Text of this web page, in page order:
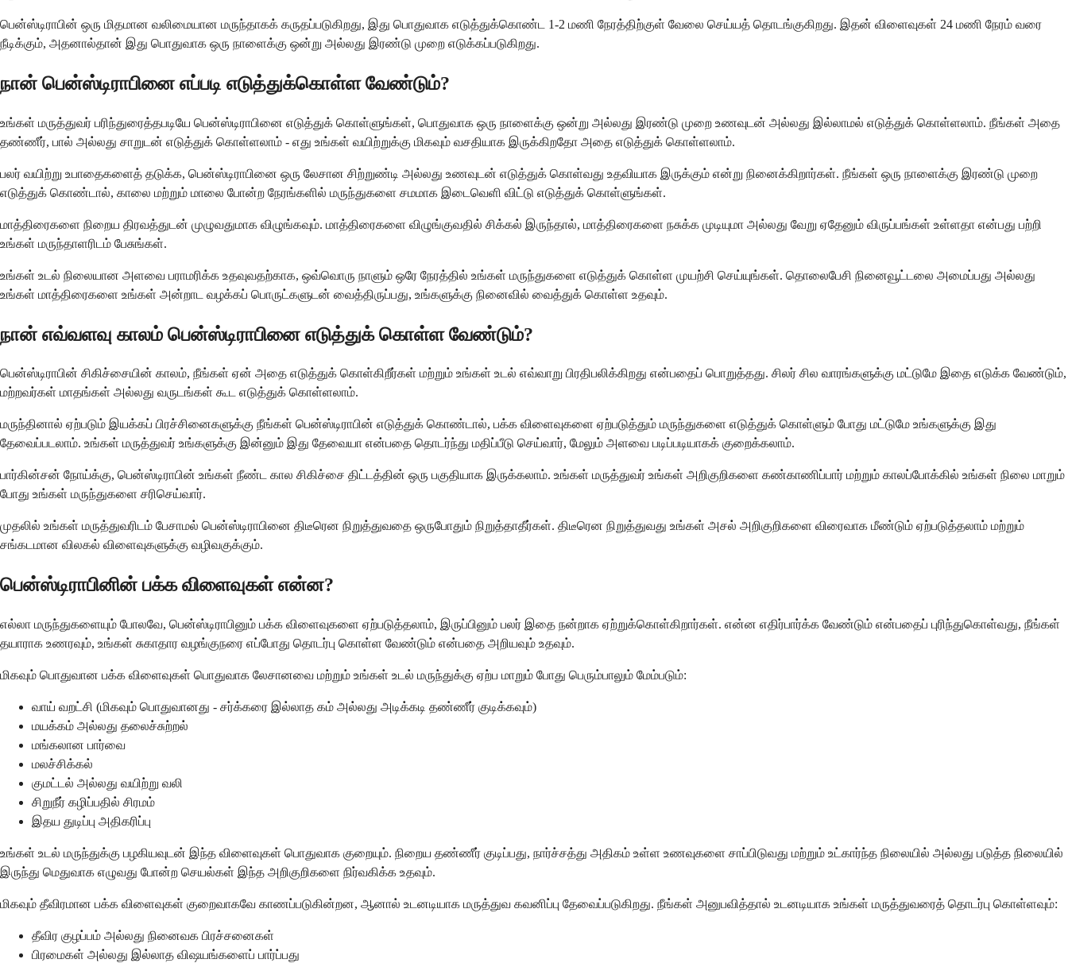
பென்ஸ்டிராபின் ஒரு மிதமான வலிமையான மருந்தாகக் கருதப்படுகிறது, இது பொதுவாக எடுத்துக்கொண்ட 1-2 மணி நேரத்திற்குள் வேலை செய்யத் தொடங்குகிறது. இதன் விளைவுகள் 24 மணி நேரம் வரை
நீடிக்கும், அதனால்தான் இது பொதுவாக ஒரு நாளைக்கு ஒன்று அல்லது இரண்டு முறை எடுக்கப்படுகிறது.
நான் பென்ஸ்டிராபினை எப்படி எடுத்துக்கொள்ள வேண்டும்?
உங்கள் மருத்துவர் பரிந்துரைத்தபடியே பென்ஸ்டிராபினை எடுத்துக் கொள்ளுங்கள், பொதுவாக ஒரு நாளைக்கு ஒன்று அல்லது இரண்டு முறை உணவுடன் அல்லது இல்லாமல் எடுத்துக் கொள்ளலாம். நீங்கள் அதை
தண்ணீர், பால் அல்லது சாறுடன் எடுத்துக் கொள்ளலாம் - எது உங்கள் வயிற்றுக்கு மிகவும் வசதியாக இருக்கிறதோ அதை எடுத்துக் கொள்ளலாம்.
பலர் வயிற்று உபாதைகளைத் தடுக்க, பென்ஸ்டிராபினை ஒரு லேசான சிற்றுண்டி அல்லது உணவுடன் எடுத்துக் கொள்வது உதவியாக இருக்கும் என்று நினைக்கிறார்கள். நீங்கள் ஒரு நாளைக்கு இரண்டு முறை
எடுத்துக் கொண்டால், காலை மற்றும் மாலை போன்ற நேரங்களில் மருந்துகளை சமமாக இடைவெளி விட்டு எடுத்துக் கொள்ளுங்கள்.
மாத்திரைகளை நிறைய திரவத்துடன் முழுவதுமாக விழுங்கவும். மாத்திரைகளை விழுங்குவதில் சிக்கல் இருந்தால், மாத்திரைகளை நசுக்க முடியுமா அல்லது வேறு ஏதேனும் விருப்பங்கள் உள்ளதா என்பது பற்றி
உங்கள் மருந்தாளரிடம் பேசுங்கள்.
உங்கள் உடல் நிலையான அளவை பராமரிக்க உதவுவதற்காக, ஒவ்வொரு நாளும் ஒரே நேரத்தில் உங்கள் மருந்துகளை எடுத்துக் கொள்ள முயற்சி செய்யுங்கள். தொலைபேசி நினைவூட்டலை அமைப்பது அல்லது
உங்கள் மாத்திரைகளை உங்கள் அன்றாட வழக்கப் பொருட்களுடன் வைத்திருப்பது, உங்களுக்கு நினைவில் வைத்துக் கொள்ள உதவும்.
நான் எவ்வளவு காலம் பென்ஸ்டிராபினை எடுத்துக் கொள்ள வேண்டும்?
பென்ஸ்டிராபின் சிகிச்சையின் காலம், நீங்கள் ஏன் அதை எடுத்துக் கொள்கிறீர்கள் மற்றும் உங்கள் உடல் எவ்வாறு பிரதிபலிக்கிறது என்பதைப் பொறுத்தது. சிலர் சில வாரங்களுக்கு மட்டுமே இதை எடுக்க வேண்டும்,
மற்றவர்கள் மாதங்கள் அல்லது வருடங்கள் கூட எடுத்துக் கொள்ளலாம்.
மருந்தினால் ஏற்படும் இயக்கப் பிரச்சினைகளுக்கு நீங்கள் பென்ஸ்டிராபின் எடுத்துக் கொண்டால், பக்க விளைவுகளை ஏற்படுத்தும் மருந்துகளை எடுத்துக் கொள்ளும் போது மட்டுமே உங்களுக்கு இது
தேவைப்படலாம். உங்கள் மருத்துவர் உங்களுக்கு இன்னும் இது தேவையா என்பதை தொடர்ந்து மதிப்பீடு செய்வார், மேலும் அளவை படிப்படியாகக் குறைக்கலாம்.
பார்கின்சன் நோய்க்கு, பென்ஸ்டிராபின் உங்கள் நீண்ட கால சிகிச்சை திட்டத்தின் ஒரு பகுதியாக இருக்கலாம். உங்கள் மருத்துவர் உங்கள் அறிகுறிகளை கண்காணிப்பார் மற்றும் காலப்போக்கில் உங்கள் நிலை மாறும்
போது உங்கள் மருந்துகளை சரிசெய்வார்.
முதலில் உங்கள் மருத்துவரிடம் பேசாமல் பென்ஸ்டிராபினை திடீரென நிறுத்துவதை ஒருபோதும் நிறுத்தாதீர்கள். திடீரென நிறுத்துவது உங்கள் அசல் அறிகுறிகளை விரைவாக மீண்டும் ஏற்படுத்தலாம் மற்றும்
சங்கடமான விலகல் விளைவுகளுக்கு வழிவகுக்கும்.
பென்ஸ்டிராபினின் பக்க விளைவுகள் என்ன?
எல்லா மருந்துகளையும் போலவே, பென்ஸ்டிராபினும் பக்க விளைவுகளை ஏற்படுத்தலாம், இருப்பினும் பலர் இதை நன்றாக ஏற்றுக்கொள்கிறார்கள். என்ன எதிர்பார்க்க வேண்டும் என்பதைப் புரிந்துகொள்வது, நீங்கள்
தயாராக உணரவும், உங்கள் சுகாதார வழங்குநரை எப்போது தொடர்பு கொள்ள வேண்டும் என்பதை அறியவும் உதவும்.
மிகவும் பொதுவான பக்க விளைவுகள் பொதுவாக லேசானவை மற்றும் உங்கள் உடல் மருந்துக்கு ஏற்ப மாறும் போது பெரும்பாலும் மேம்படும்:
வாய் வறட்சி (மிகவும் பொதுவானது - சர்க்கரை இல்லாத கம் அல்லது அடிக்கடி தண்ணீர் குடிக்கவும்)
மயக்கம் அல்லது தலைச்சுற்றல்
மங்கலான பார்வை
மலச்சிக்கல்
குமட்டல் அல்லது வயிற்று வலி
சிறுநீர் கழிப்பதில் சிரமம்
இதய துடிப்பு அதிகரிப்பு
உங்கள் உடல் மருந்துக்கு பழகியவுடன் இந்த விளைவுகள் பொதுவாக குறையும். நிறைய தண்ணீர் குடிப்பது, நார்ச்சத்து அதிகம் உள்ள உணவுகளை சாப்பிடுவது மற்றும் உட்கார்ந்த நிலையில் அல்லது படுத்த நிலையில்
இருந்து மெதுவாக எழுவது போன்ற செயல்கள் இந்த அறிகுறிகளை நிர்வகிக்க உதவும்.
மிகவும் தீவிரமான பக்க விளைவுகள் குறைவாகவே காணப்படுகின்றன, ஆனால் உடனடியாக மருத்துவ கவனிப்பு தேவைப்படுகிறது. நீங்கள் அனுபவித்தால் உடனடியாக உங்கள் மருத்துவரைத் தொடர்பு கொள்ளவும்:
தீவிர குழப்பம் அல்லது நினைவக பிரச்சனைகள்
பிரமைகள் அல்லது இல்லாத விஷயங்களைப் பார்ப்பது